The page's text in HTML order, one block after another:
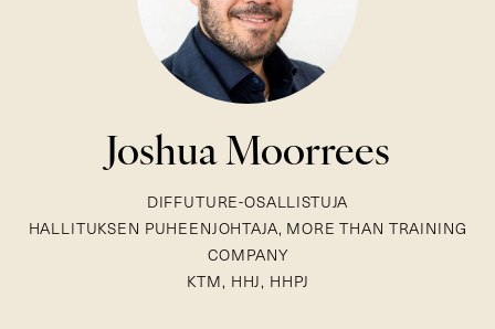
Joshua Moorrees
DIFFUTURE-OSALLISTUJA
HALLITUKSEN PUHEENJOHTAJA, MORE THAN TRAINING
COMPANY
KTM, HHJ, HHPJ